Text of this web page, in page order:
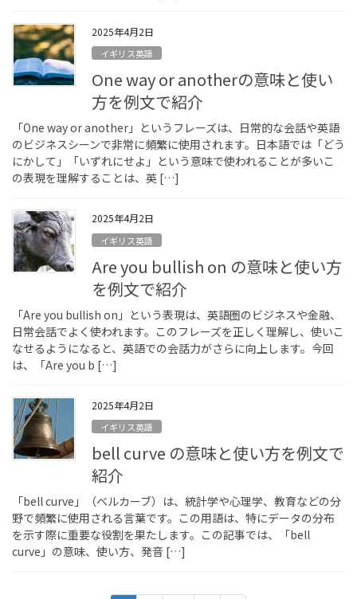
2025年4月2日
イギリス英語
One way or anotherの意味と使い
方を例文で紹介
「One way or another」というフレーズは、日常的な会話や英語
のビジネスシーンで非常に頻繁に使用されます。日本語では「どう
にかして」「いずれにせよ」という意味で使われることが多いこ
の表現を理解することは、英 […]
2025年4月2日
イギリス英語
Are you bullish on の意味と使い方
を例文で紹介
「Are you bullish on」という表現は、英語圏のビジネスや金融、
日常会話でよく使われます。このフレーズを正しく理解し、使いこ
なせるようになると、英語での会話力がさらに向上します。今回
は、「Are you b […]
2025年4月2日
イギリス英語
bell curve の意味と使い方を例文で
紹介
「bell curve」（ベルカーブ）は、統計学や心理学、教育などの分
野で頻繁に使用される言葉です。この用語は、特にデータの分布
を示す際に重要な役割を果たします。この記事では、「bell
curve」の意味、使い方、発音 […]